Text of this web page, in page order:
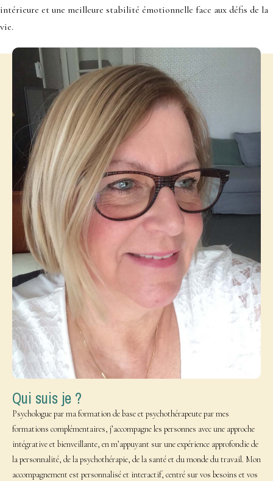
intérieure et une meilleure stabilité émotionnelle face aux défis de la
vie.
Qui suis je ?
Psychologue par ma formation de base et psychothérapeute par mes
formations complémentaires, j’accompagne les personnes avec une approche
intégrative et bienveillante, en m’appuyant sur une expérience approfondie de
la personnalité, de la psychothérapie, de la santé et du monde du travail. Mon
accompagnement est personnalisé et interactif, centré sur vos besoins et vos